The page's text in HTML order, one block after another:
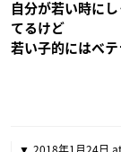
自分が若い時に
てるけど
若い子的にはベテ